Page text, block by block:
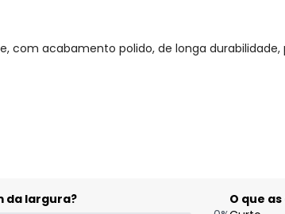
com acabamento polido, de longa
da largura?
O que